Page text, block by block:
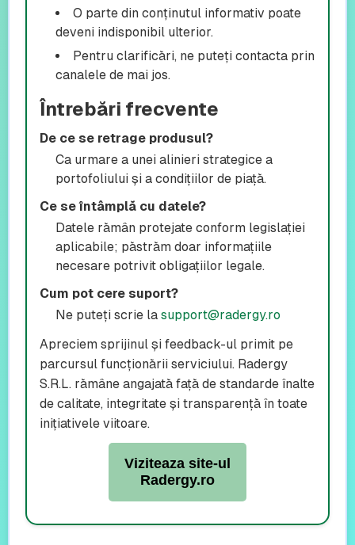
O parte din conținutul informativ poate
deveni indisponibil ulterior.
Pentru clarificări, ne puteți contacta prin
canalele de mai jos.
Întrebări frecvente
De ce se retrage produsul?
Ca urmare a unei alinieri strategice a
portofoliului și a condițiilor de piață.
Ce se întâmplă cu datele?
Datele rămân protejate conform legislației
aplicabile; păstrăm doar informațiile
necesare potrivit obligațiilor legale.
Cum pot cere suport?
Ne puteți scrie la support@radergy.ro
Apreciem sprijinul și feedback-ul primit pe
parcursul funcționării serviciului. Radergy
S.R.L. rămâne angajată față de standarde înalte
de calitate, integritate și transparență în toate
inițiativele viitoare.
Viziteaza site-ul
Radergy.ro